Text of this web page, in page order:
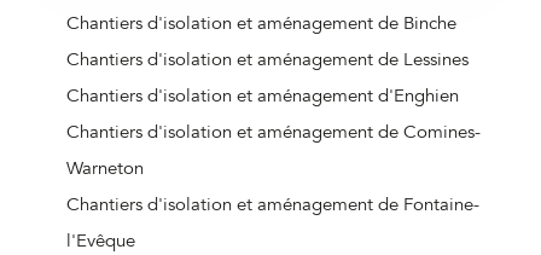
Chantiers d'isolation et aménagement de Binche
Chantiers d'isolation et aménagement de Lessines
Chantiers d'isolation et aménagement d'Enghien
Chantiers d'isolation et aménagement de Comines-
Warneton
Chantiers d'isolation et aménagement de Fontaine-
l'Evêque